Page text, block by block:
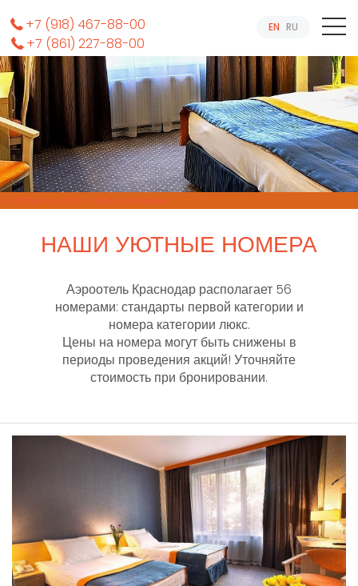
EN RU
+7 (918) 467-88-00
+7 (861) 227-88-00
Система онлайн-бронирования
НАШИ УЮТНЫЕ НОМЕРА
Аэроотель Краснодар располагает 56
номерами: стандарты первой категории и
номера категории люкс.
Цены на номера могут быть снижены в
периоды проведения акций! Уточняйте
стоимость при бронировании.